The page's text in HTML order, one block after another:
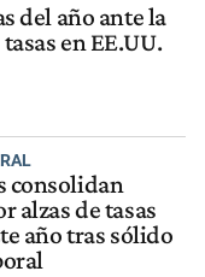
del año ante la
en EE.UU.
consolidan
alzas de tasas
año tras sólido